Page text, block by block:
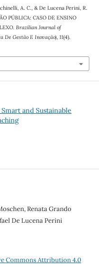
A. C., & De Lucena Perini, R.
PÚBLICA: CASO DE ENSINO
Brazilian Journal of
De Gestão E Inovação), 11(4).
and Sustainable
Renata Grando
De Lucena Perini
Commons Attribution 4.0